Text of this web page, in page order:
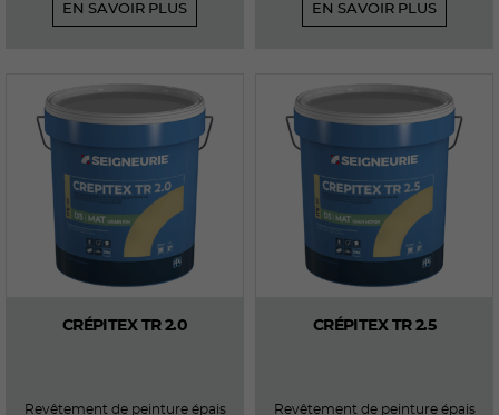
EN SAVOIR PLUS EN SAVOIR PLUS
CRÉPITEX TR 2.0
Revêtement de peinture épais
CRÉPITEX TR 2.5
Revêtement de peinture épais